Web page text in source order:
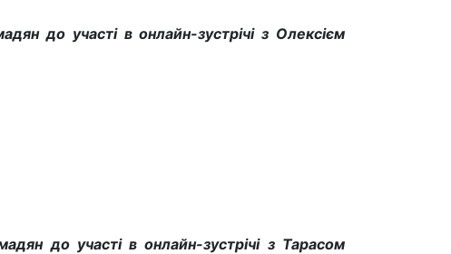
до участі в онлайн-зустрічі з Олексієм
до участі в онлайн-зустрічі з Тарасом